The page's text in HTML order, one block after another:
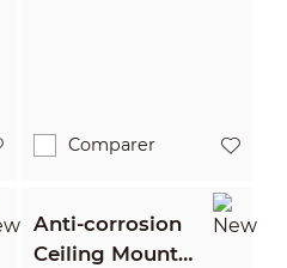
Comparer
Anti-corrosion
Ceiling Mount